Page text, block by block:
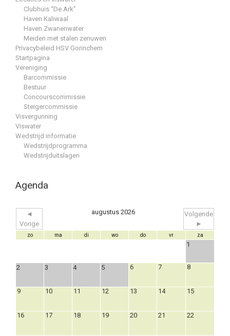
Clubhuis “De Ark”
Haven Kaliwaal
Haven Zwanenwater
Meiden met stalen zenuwen
Privacybeleid HSV Gorinchem
Startpagina
Vereniging
Barcommissie
Bestuur
Concourscommissie
Steigercommissie
Visvergunning
Viswater
Wedstrijd informatie
Wedstrijdprogramma
Wedstrijduitslagen
Agenda
◄
Vorige
augustus 2026
Volgende
►
zo ma di wo do vr za
1
2 3 4 5 6 7 8
9 10 11 12 13 14 15
16 17 18 19 20 21 22